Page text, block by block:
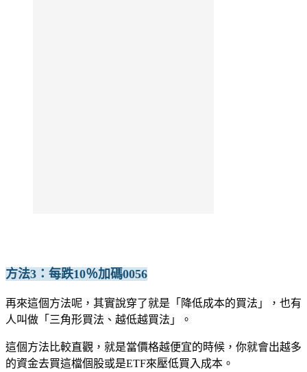
方法3：每跌10％加碼0056
再來這個方法呢，其實說穿了就是「降低成本的買法」，也有
人叫做「三角形買法、越低越買法」。
這個方法比較直觀，就是當價格越便宜的時候，你就會出越多
的資金去買這檔個股或是ETF來壓低買入成本。